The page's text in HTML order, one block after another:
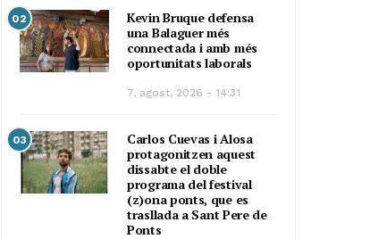
02
Kevin Bruque defensa
una Balaguer més
connectada i amb més
oportunitats laborals
7, agost, 2026 - 14:31
03
Carlos Cuevas i Alosa
protagonitzen aquest
dissabte el doble
programa del festival
(z)ona ponts, que es
trasllada a Sant Pere de
Ponts